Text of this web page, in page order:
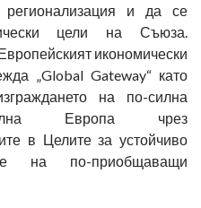
регионализация и да се
цели на Съюза.
икономически
„Global Gateway“ като
на по-силна
Европа чрез
в Целите за устойчиво
на по-приобщаващи